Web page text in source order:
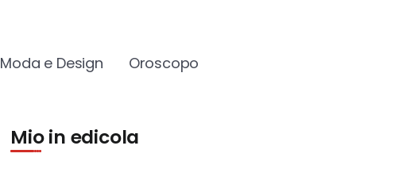
Moda e Design Oroscopo
Mio in edicola